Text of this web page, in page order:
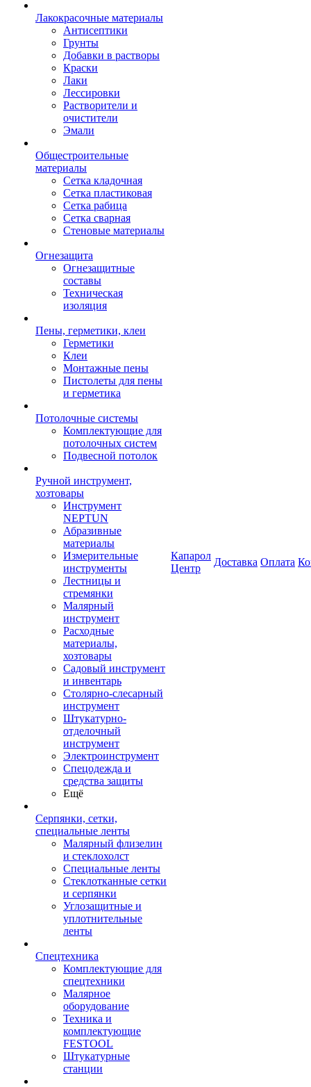
Лакокрасочные материалы
Антисептики
Грунты
Добавки в растворы
Краски
Лаки
Лессировки
Растворители и
очистители
Эмали
Общестроительные
материалы
Сетка кладочная
Сетка пластиковая
Сетка рабица
Сетка сварная
Стеновые материалы
Огнезащита
Огнезащитные
составы
Техническая
изоляция
Пены, герметики, клеи
Герметики
Клеи
Монтажные пены
Пистолеты для пены
и герметика
Потолочные системы
Комплектующие для
потолочных систем
Подвесной потолок
Ручной инструмент,
хозтовары
Инструмент
NEPTUN
Абразивные
материалы
Измерительные
инструменты
Лестницы и
стремянки
Малярный
инструмент
Расходные
материалы,
хозтовары
Садовый инструмент
и инвентарь
Столярно-слесарный
инструмент
Штукатурно-
отделочный
инструмент
Электроинструмент
Спецодежда и
средства защиты
Ещё
Серпянки, сетки,
специальные ленты
Малярный флизелин
и стеклохолст
Специальные ленты
Стеклотканные сетки
и серпянки
Углозащитные и
уплотнительные
ленты
Спецтехника
Комплектующие для
спецтехники
Малярное
оборудование
Техника и
комплектующие
FESTOOL
Штукатурные
станции
Капарол
Центр
Доставка Оплата